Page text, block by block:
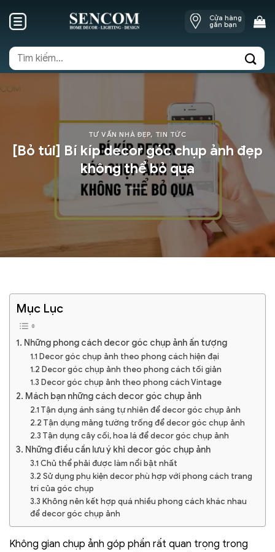
Cửa hàng
gần bạn
Tìm
kiếm:
TƯ VẤN NHÀ ĐẸP, TIN TỨC
[Bỏ túi] Bí kíp decor góc chụp ảnh đẹp
không thể bỏ qua
Mục Lục
1. Những phong cách decor góc chụp ảnh ấn tượng
1.1 Decor góc chụp ảnh theo phong cách hiện đại
1.2 Decor góc chụp ảnh theo phong cách tối giản
1.3 Decor góc chụp ảnh theo phong cách Vintage
2. Mách bạn những cách decor góc chụp ảnh
2.1 Tận dụng ánh sáng tự nhiên để decor góc chụp ảnh
2.2 Tận dụng mảng tường trống để decor góc chụp ảnh
2.3 Tận dụng cây cối, hoa lá để decor góc chụp ảnh
3. Những điều cần lưu ý khi decor góc chụp ảnh
3.1 Chủ thể phải được làm nổi bật nhất
3.2 Sử dụng phụ kiện decor phù hợp với phong cách trang
trí của góc chụp
3.3 Không nên kết hợp quá nhiều phong cách khác nhau
để decor góc chụp ảnh
Không gian chụp ảnh góp phần rất quan trọng trong